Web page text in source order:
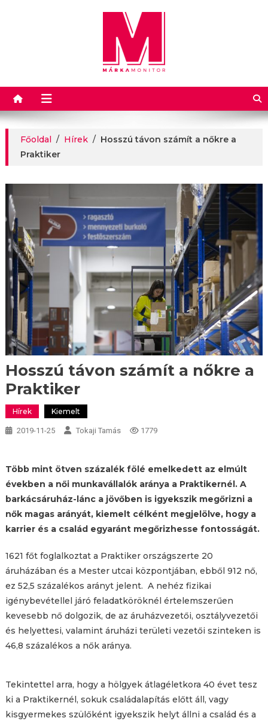
Márkamonitor
Főoldal / Hírek / Hosszú távon számít a nőkre a
Praktiker
Hosszú távon számít a nőkre a
Praktiker
Hírek Kiemelt
2019-11-25 Tokaji Tamás 1779
Több mint ötven százalék fölé emelkedett az elmúlt
években a női munkavállalók aránya a Praktikernél. A
barkácsáruház-lánc a jövőben is igyekszik megőrizni a
nők magas arányát, kiemelt célként megjelölve, hogy a
karrier és a család egyaránt megőrizhesse fontosságát.
1621 főt foglalkoztat a Praktiker országszerte 20
áruházában és a Mester utcai központjában, ebből 912 nő,
ez 52,5 százalékos arányt jelent. A nehéz fizikai
igénybevétellel járó feladatköröknél értelemszerűen
kevesebb nő dolgozik, de az áruházvezetői, osztályvezetői
és helyettesi, valamint áruházi területi vezetői szinteken is
46,8 százalékos a nők aránya.
Tekintettel arra, hogy a hölgyek átlagéletkora 40 évet tesz
ki a Praktikernél, sokuk családalapítás előtt áll, vagy
kisgyermekes szülőként igyekszik helyt állni a család és a